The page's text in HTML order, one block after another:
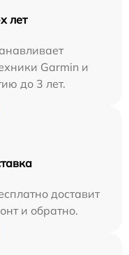
лет
Garmin и
до 3 лет.
доставит
и обратно.